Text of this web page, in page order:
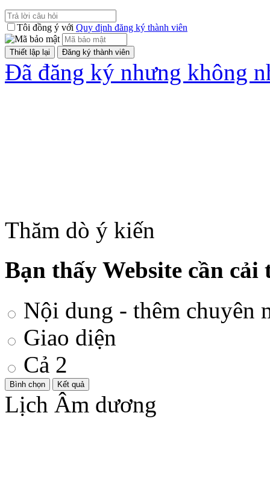
Tôi đồng ý với Quy định đăng ký thành viên
Đã đăng ký nhưng không
Thăm dò ý kiến
Bạn thấy Website cần cải
Nội dung - thêm chuyên
Giao diện
Cả 2
Lịch Âm dương